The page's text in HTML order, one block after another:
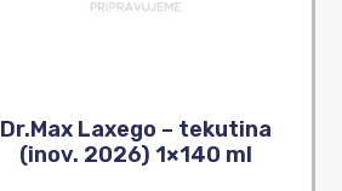
Dr.Max Laxego – tekutina
(inov. 2026) 1×140 ml